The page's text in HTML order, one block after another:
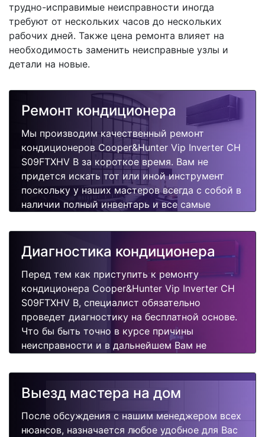
трудно-исправимые неисправности иногда
требуют от нескольких часов до нескольких
рабочих дней. Также цена ремонта влияет на
необходимость заменить неисправные узлы и
детали на новые.
Ремонт кондиционера
Мы производим качественный ремонт
кондиционеров Cooper&Hunter Vip Inverter CH
S09FTXHV B за короткое время. Вам не
придется искать тот или иной инструмент
поскольку у наших мастеров всегда с собой в
наличии полный инвентарь и все самые
кондиционера. Отремонтируем быстро,
качественно и недорого.
Диагностика кондиционера
Перед тем как приступить к ремонту
кондиционера Cooper&Hunter Vip Inverter CH
S09FTXHV B, специалист обязательно
проведет диагностику на бесплатной основе.
Что бы быть точно в курсе причины
неисправности и в дальнейшем Вам не
поиска других поломок.
Выезд мастера на дом
После обсуждения с нашим менеджером всех
нюансов, назначается любое удобное для Вас